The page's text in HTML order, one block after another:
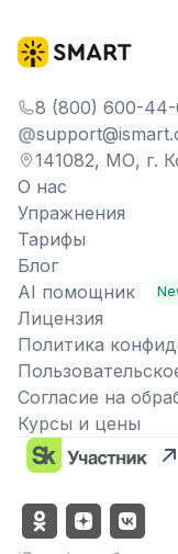
8 (800) 600-44-
@
141082, МО, г.
О нас
Упражнения
Тарифы
Блог
AI помощник
Лицензия
Политика
Согласие на
Курсы и цены